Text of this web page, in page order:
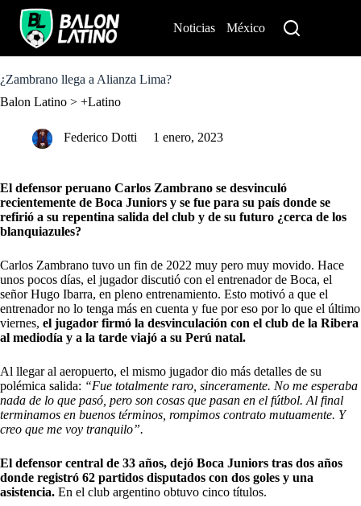
o
o
Noticias México
¿Zambrano llega a Alianza Lima?
Balon Latino > +Latino
Federico Dotti 1 enero, 2023
El defensor peruano Carlos Zambrano se desvinculó
recientemente de Boca Juniors y se fue para su país donde se
refirió a su repentina salida del club y de su futuro ¿cerca de los
blanquiazules?
Carlos Zambrano tuvo un fin de 2022 muy pero muy movido. Hace
unos pocos días, el jugador discutió con el entrenador de Boca, el
señor Hugo Ibarra, en pleno entrenamiento. Esto motivó a que el
entrenador no lo tenga más en cuenta y fue por eso por lo que el último
viernes, el jugador firmó la desvinculación con el club de la Ribera
al mediodía y a la tarde viajó a su Perú natal.
Al llegar al aeropuerto, el mismo jugador dio más detalles de su
polémica salida: “Fue totalmente raro, sinceramente. No me esperaba
nada de lo que pasó, pero son cosas que pasan en el fútbol. Al final
terminamos en buenos términos, rompimos contrato mutuamente. Y
creo que me voy tranquilo”.
El defensor central de 33 años, dejó Boca Juniors tras dos años
donde registró 62 partidos disputados con dos goles y una
asistencia. En el club argentino obtuvo cinco títulos.